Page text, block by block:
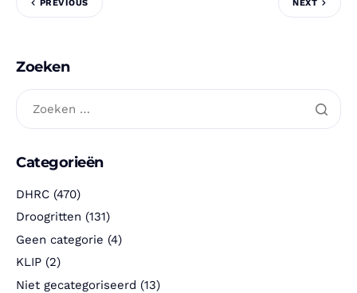
PREVIOUS NEXT
Zoeken
Categorieën
DHRC (470)
Droogritten (131)
Geen categorie (4)
KLIP (2)
Niet gecategoriseerd (13)